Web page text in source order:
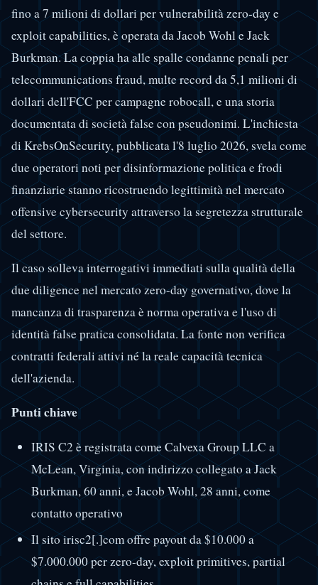
fino a 7 milioni di dollari per vulnerabilità zero-day e
exploit capabilities, è operata da Jacob Wohl e Jack
Burkman. La coppia ha alle spalle condanne penali per
telecommunications fraud, multe record da 5,1 milioni di
dollari dell'FCC per campagne robocall, e una storia
documentata di società false con pseudonimi. L'inchiesta
di KrebsOnSecurity, pubblicata l'8 luglio 2026, svela come
due operatori noti per disinformazione politica e frodi
finanziarie stanno ricostruendo legittimità nel mercato
offensive cybersecurity attraverso la segretezza strutturale
del settore.
Il caso solleva interrogativi immediati sulla qualità della
due diligence nel mercato zero-day governativo, dove la
mancanza di trasparenza è norma operativa e l'uso di
identità false pratica consolidata. La fonte non verifica
contratti federali attivi né la reale capacità tecnica
dell'azienda.
Punti chiave
IRIS C2 è registrata come Calvexa Group LLC a
McLean, Virginia, con indirizzo collegato a Jack
Burkman, 60 anni, e Jacob Wohl, 28 anni, come
contatto operativo
Il sito irisc2[.]com offre payout da $10.000 a
$7.000.000 per zero-day, exploit primitives, partial